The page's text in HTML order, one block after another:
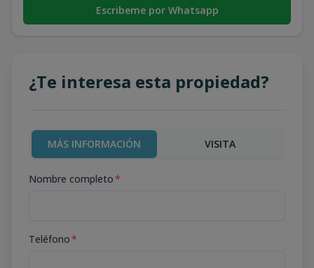
Escribeme por Whatsapp
¿Te interesa esta propiedad?
MÁS INFORMACIÓN VISITA
Nombre completo*
Teléfono*